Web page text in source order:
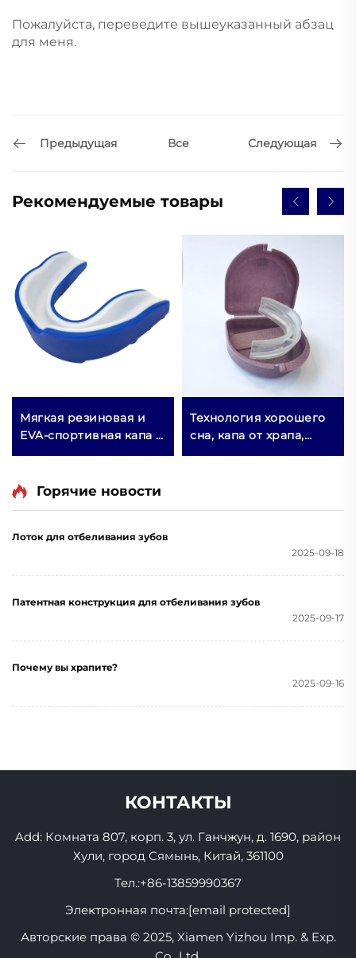
Пожалуйста, переведите вышеуказанный абзац
для меня.
Предыдущая Все Следующая
Рекомендуемые товары
Мягкая резиновая и
EVA-спортивная капа с
индивидуальным
экипировка для бокса
Технология хорошего
сна, капа от храпа,
устройство против
Горячие новости
Лоток для отбеливания зубов
2025-09-18
Патентная конструкция для отбеливания зубов
2025-09-17
Почему вы храпите?
2025-09-16
КОНТАКТЫ
Add: Комната 807, корп. 3, ул. Ганчжун, д. 1690, район
Хули, город Сямынь, Китай, 361100
Тел.:+86-13859990367
Электронная почта:[email protected]
Авторские права © 2025, Xiamen Yizhou Imp. & Exp.